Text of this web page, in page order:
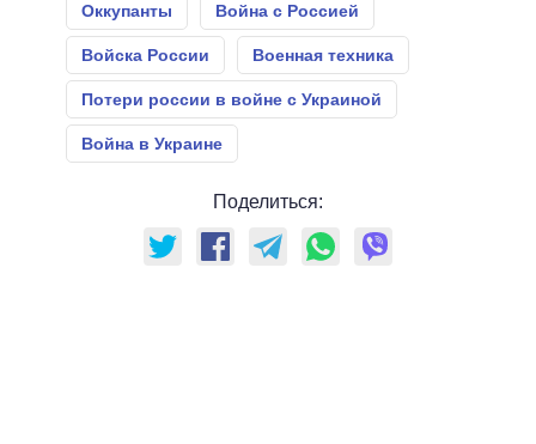
Оккупанты Война с Россией
Войска России Военная техника
Потери россии в войне с Украиной
Война в Украине
Поделиться: